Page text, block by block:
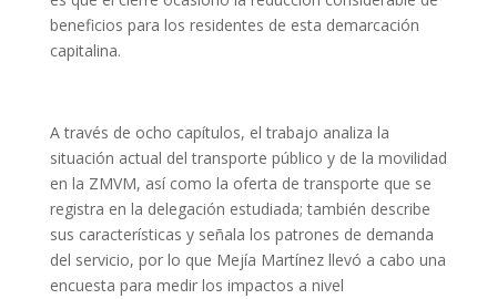
beneficios para los residentes de esta demarcación
capitalina.
A través de ocho capítulos, el trabajo analiza la
situación actual del transporte público y de la movilidad
en la ZMVM, así como la oferta de transporte que se
registra en la delegación estudiada; también describe
sus características y señala los patrones de demanda
del servicio, por lo que Mejía Martínez llevó a cabo una
encuesta para medir los impactos a nivel